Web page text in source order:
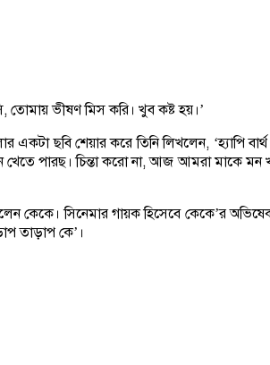
তোমায় ভীষণ মিস করি। খুব কষ্ট হয়।’
একটা ছবি শেয়ার করে তিনি লিখলেন,
খেতে পারছ। চিন্তা করো না, আজ আমরা
কেকে। সিনেমার গায়ক হিসেবে কেকে’র
তাড়াপ কে’।